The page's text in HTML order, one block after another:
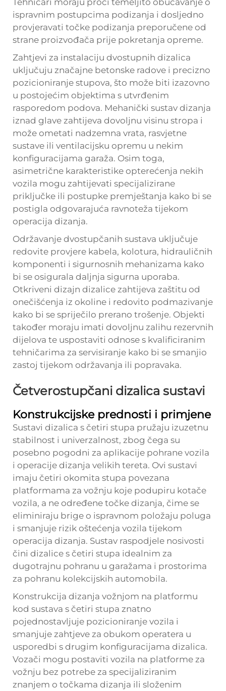
ispravnim postupcima podizanja i dosljedno
provjeravati točke podizanja preporučene od
strane proizvođača prije pokretanja opreme.
Zahtjevi za instalaciju dvostupnih dizalica
uključuju značajne betonske radove i precizno
pozicioniranje stupova, što može biti izazovno
u postojećim objektima s utvrđenim
rasporedom podova. Mehanički sustav dizanja
iznad glave zahtijeva dovoljnu visinu stropa i
može ometati nadzemna vrata, rasvjetne
sustave ili ventilacijsku opremu u nekim
konfiguracijama garaža. Osim toga,
asimetrične karakteristike opterećenja nekih
vozila mogu zahtijevati specijalizirane
priključke ili postupke premještanja kako bi se
postigla odgovarajuća ravnoteža tijekom
operacija dizanja.
Održavanje dvostupčanih sustava uključuje
redovite provjere kabela, kolotura, hidrauličnih
komponenti i sigurnosnih mehanizama kako
bi se osigurala daljnja sigurna uporaba.
Otkriveni dizajn dizalice zahtijeva zaštitu od
onečišćenja iz okoline i redovito podmazivanje
kako bi se spriječilo prerano trošenje. Objekti
također moraju imati dovoljnu zalihu rezervnih
dijelova te uspostaviti odnose s kvalificiranim
tehničarima za servisiranje kako bi se smanjio
zastoj tijekom održavanja ili popravaka.
Četverostupčani dizalica sustavi
Konstrukcijske prednosti i primjene
Sustavi dizalica s četiri stupa pružaju izuzetnu
stabilnost i univerzalnost, zbog čega su
posebno pogodni za aplikacije pohrane vozila
i operacije dizanja velikih tereta. Ovi sustavi
imaju četiri okomita stupa povezana
platformama za vožnju koje podupiru kotače
vozila, a ne određene točke dizanja, čime se
eliminiraju brige o ispravnom položaju poluga
i smanjuje rizik oštećenja vozila tijekom
operacija dizanja. Sustav raspodjele nosivosti
čini dizalice s četiri stupa idealnim za
dugotrajnu pohranu u garažama i prostorima
za pohranu kolekcijskih automobila.
Konstrukcija dizanja vožnjom na platformu
kod sustava s četiri stupa znatno
pojednostavljuje pozicioniranje vozila i
smanjuje zahtjeve za obukom operatera u
usporedbi s drugim konfiguracijama dizalica.
Vozači mogu postaviti vozila na platforme za
vožnju bez potrebe za specijaliziranim
znanjem o točkama dizanja ili složenim